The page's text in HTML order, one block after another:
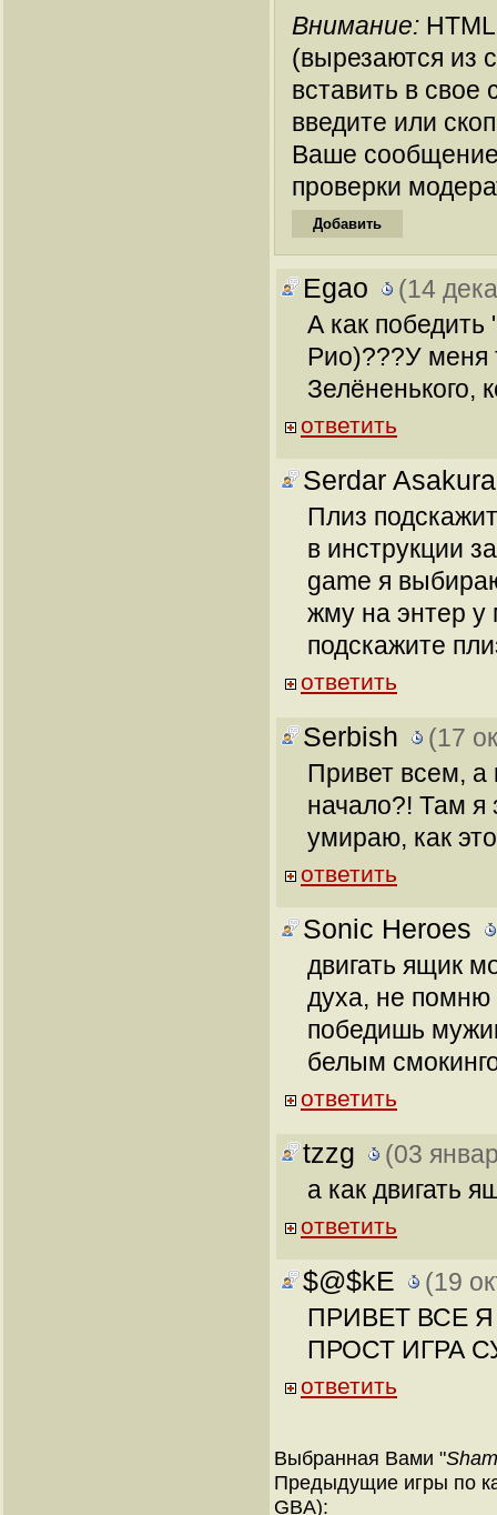
Внимание:
(вырезаются из
вставить в
введите или
Ваше
проверки
Egao
(14
А как
Рио)???У меня
Зелёненького,
ответить
Serdar Asakura
Плиз
в инструкции
game я
жму на энтер у
подскажите
ответить
Serbish
(17
Привет всем, а
начало?! Там я
умираю, как
ответить
Sonic Heroes
двигать ящик
духа, не помню
победишь
белым
ответить
tzzg
(03
а как двигать
ответить
$@$kE
(19
ПРИВЕТ ВСЕ
ПРОСТ ИГРА
ответить
Выбранная Вами "
Предыдущие игры по
GBA):